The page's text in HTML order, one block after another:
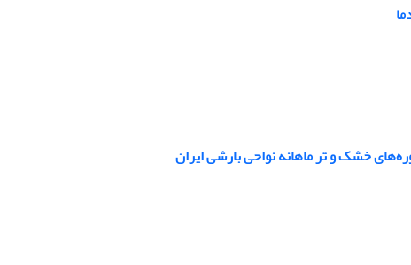
خشک و تر ماهانه نواحی بارشی ایران